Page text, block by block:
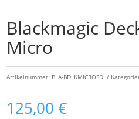
Blackmagic
Micro
Artikelnummer: BLA-BDLKMICROSDI
125,00€